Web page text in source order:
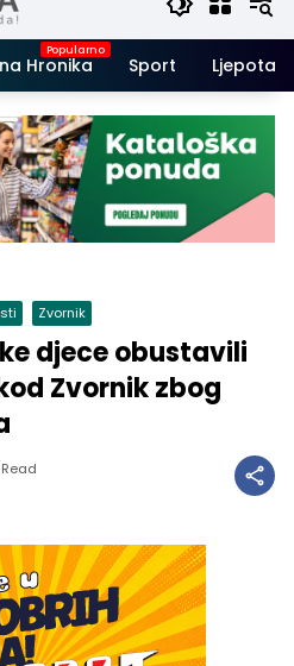
Hronika Sport Ljepota i
Zvornik
djece obustavili
Zvornik zbog
Read